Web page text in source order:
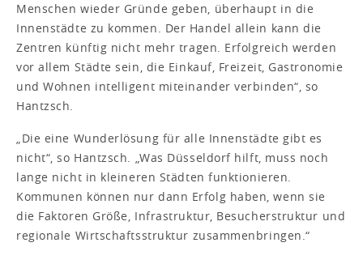
Menschen wieder Gründe geben, überhaupt in die
Innenstädte zu kommen. Der Handel allein kann die
Zentren künftig nicht mehr tragen. Erfolgreich werden
vor allem Städte sein, die Einkauf, Freizeit, Gastronomie
und Wohnen intelligent miteinander verbinden“, so
Hantzsch.
„Die eine Wunderlösung für alle Innenstädte gibt es
nicht“, so Hantzsch. „Was Düsseldorf hilft, muss noch
lange nicht in kleineren Städten funktionieren.
Kommunen können nur dann Erfolg haben, wenn sie
die Faktoren Größe, Infrastruktur, Besucherstruktur und
regionale Wirtschaftsstruktur zusammenbringen.“